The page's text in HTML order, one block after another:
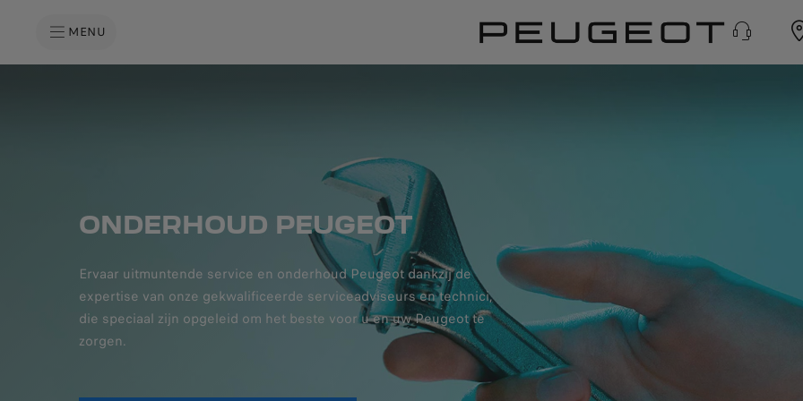
MENU
ONDERHOUD PEUGEOT
Ervaar uitmuntende service en onderhoud Peugeot dankzij de
expertise van onze gekwalificeerde serviceadviseurs en technici,
die speciaal zijn opgeleid om het beste voor u en uw Peugeot te
zorgen.